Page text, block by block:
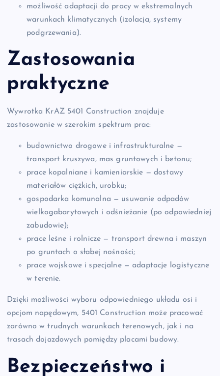
możliwość adaptacji do pracy w ekstremalnych
warunkach klimatycznych (izolacja, systemy
podgrzewania).
Zastosowania
praktyczne
Wywrotka KrAZ 5401 Construction znajduje
zastosowanie w szerokim spektrum prac:
budownictwo drogowe i infrastrukturalne —
transport kruszywa, mas gruntowych i betonu;
prace kopalniane i kamieniarskie — dostawy
materiałów ciężkich, urobku;
gospodarka komunalna — usuwanie odpadów
wielkogabarytowych i odśnieżanie (po odpowiedniej
zabudowie);
prace leśne i rolnicze — transport drewna i maszyn
po gruntach o słabej nośności;
prace wojskowe i specjalne — adaptacje logistyczne
w terenie.
Dzięki możliwości wyboru odpowiedniego układu osi i
opcjom napędowym, 5401 Construction może pracować
zarówno w trudnych warunkach terenowych, jak i na
trasach dojazdowych pomiędzy placami budowy.
Bezpieczeństwo i